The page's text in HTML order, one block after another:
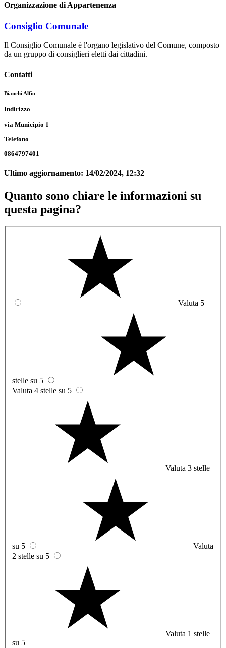
Organizzazione di Appartenenza
Consiglio Comunale
Il Consiglio Comunale è l'organo legislativo del Comune, composto
da un gruppo di consiglieri eletti dai cittadini.
Contatti
Bianchi Alfio
Indirizzo
via Municipio 1
Telefono
0864797401
Ultimo aggiornamento: 14/02/2024, 12:32
Quanto sono chiare le informazioni su
questa pagina?
Valuta 5
stelle su 5
Valuta 4 stelle su 5
Valuta 3 stelle
su 5
Valuta
2 stelle su 5
Valuta 1 stelle
su 5